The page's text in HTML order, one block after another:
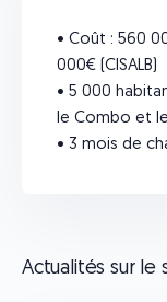
• Coût : 560
000€ (CISALB)
• 5 000
le Combo et
• 3 mois de
Actualités sur le